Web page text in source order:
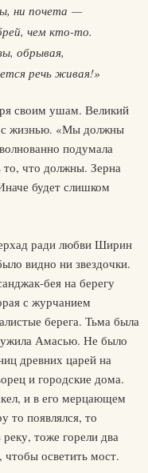
ни почета —
чем кто-то.
обрывая,
речь живая!»
своим ушам. Великий
с жизнью. «Мы должны
подумала
что должны. Зерна
будет слишком
ради любви Ширин
видно ни звездочки.
бея на берегу
с журчанием
берега. Тьма была
Амасью. Не было
древних царей на
и городские дома.
и в его мерцающем
то появлялся, то
тоже горели два
чтобы осветить мост.